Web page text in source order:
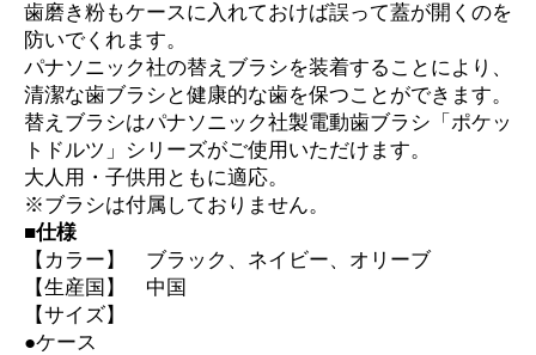
歯磨き粉もケースに入れておけば誤って蓋が開くのを
防いでくれます。
パナソニック社の替えブラシを装着することにより、
清潔な歯ブラシと健康的な歯を保つことができます。
替えブラシはパナソニック社製電動歯ブラシ「ポケッ
トドルツ」シリーズがご使用いただけます。
大人用・子供用ともに適応。
※ブラシは付属しておりません。
■仕様
【カラー】 ブラック、ネイビー、オリーブ
【生産国】 中国
【サイズ】
●ケース